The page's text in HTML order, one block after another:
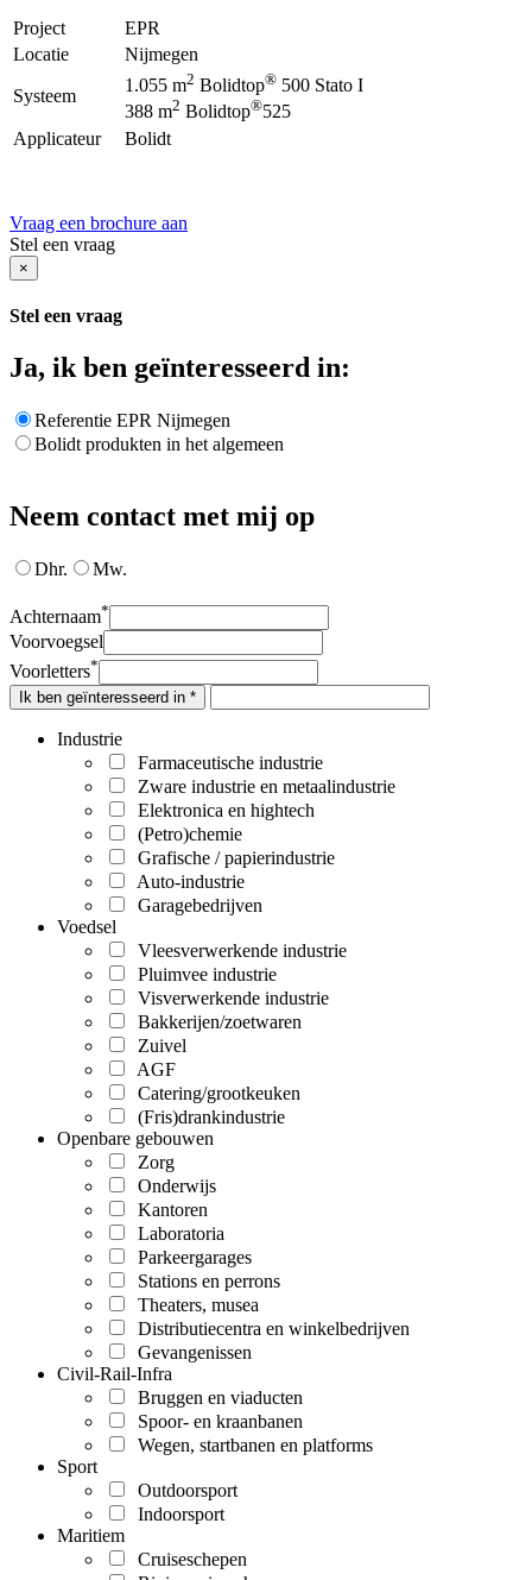
Project
EPR
Locatie
Nijmegen
Systeem
1.055 m2 Bolidtop® 500 Stato I
388 m2 Bolidtop®525
Applicateur
Bolidt
Vraag een brochure aan
Stel een vraag
×
Stel een vraag
Ja, ik ben geïnteresseerd in:
Referentie EPR Nijmegen
Bolidt produkten in het algemeen
Neem contact met mij op
Dhr. Mw.
Achternaam*
Voorvoegsel
Voorletters*
Ik ben geïnteresseerd in *
Industrie
Farmaceutische industrie
Zware industrie en metaalindustrie
Elektronica en hightech
(Petro)chemie
Grafische / papierindustrie
Auto-industrie
Garagebedrijven
Voedsel
Vleesverwerkende industrie
Pluimvee industrie
Visverwerkende industrie
Bakkerijen/zoetwaren
Zuivel
AGF
Catering/grootkeuken
(Fris)drankindustrie
Openbare gebouwen
Zorg
Onderwijs
Kantoren
Laboratoria
Parkeergarages
Stations en perrons
Theaters, musea
Distributiecentra en winkelbedrijven
Gevangenissen
Civil-Rail-Infra
Bruggen en viaducten
Spoor- en kraanbanen
Wegen, startbanen en platforms
Sport
Outdoorsport
Indoorsport
Maritiem
Cruiseschepen